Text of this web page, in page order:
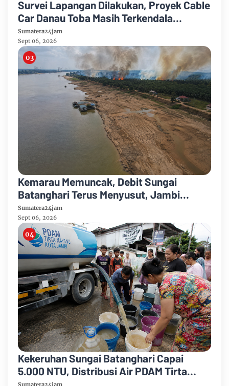
Survei Lapangan Dilakukan, Proyek Cable
Car Danau Toba Masih Terkendala
Pembebasan BPHTB di Sebagian Lahan
Sumatera24jam
Sept 06, 2026
Kemarau Memuncak, Debit Sungai
Batanghari Terus Menyusut, Jambi
Hadapi Ancaman Krisis Air Bersih dan
Karhutla
Sumatera24jam
Sept 06, 2026
Kekeruhan Sungai Batanghari Capai
5.000 NTU, Distribusi Air PDAM Tirta